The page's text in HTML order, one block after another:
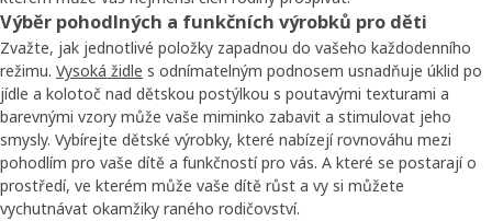
Výběr pohodlných a funkčních výrobků pro děti
Zvažte, jak jednotlivé položky zapadnou do vašeho každodenního
režimu. Vysoká židle s odnímatelným podnosem usnadňuje úklid po
jídle a kolotoč nad dětskou postýlkou s poutavými texturami a
barevnými vzory může vaše miminko zabavit a stimulovat jeho
smysly. Vybírejte dětské výrobky, které nabízejí rovnováhu mezi
pohodlím pro vaše dítě a funkčností pro vás. A které se postarají o
prostředí, ve kterém může vaše dítě růst a vy si můžete
vychutnávat okamžiky raného rodičovství.